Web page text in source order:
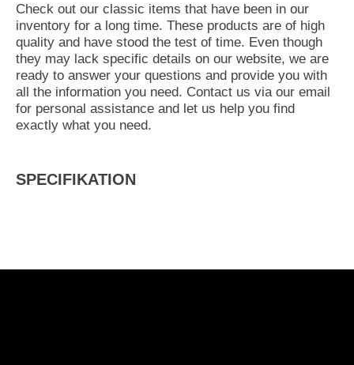
Check out our classic items that have been in our
inventory for a long time. These products are of high
quality and have stood the test of time. Even though
they may lack specific details on our website, we are
ready to answer your questions and provide you with
all the information you need. Contact us via our email
for personal assistance and let us help you find
exactly what you need.
SPECIFIKATION